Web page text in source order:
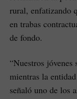
rural, enfatizando
en trabas
de fondo.
“Nuestros
mientras la
señaló uno de los